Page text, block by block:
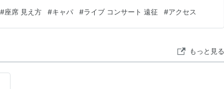
ス・行き方 最寄り駅「愛野駅」からの徒歩ルート（徒歩約15分）
からの乗り換えアクセス …
#座席 見え方 #キャパ #ライブ コンサート 遠征 #アクセス
もっと見る